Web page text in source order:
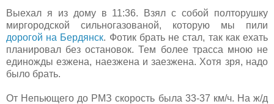
Выехал я из дому в 11:36. Взял с собой полторушку
миргородской сильногазованой, которую мы пили
дорогой на Бердянск. Фотик брать не стал, так как ехать
планировал без остановок. Тем более трасса мною не
единожды езжена, наезжена и заезжена. Хотя зря, надо
было брать.
От Непьющего до РМЗ скорость была 33-37 км/ч. На ж/д